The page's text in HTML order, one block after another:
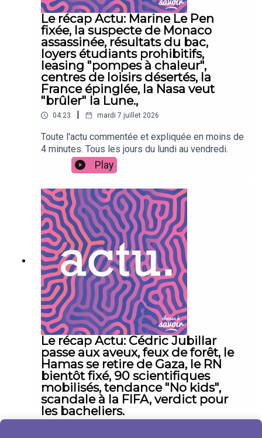
Le récap Actu: Marine Le Pen
fixée, la suspecte de Monaco
assassinée, résultats du bac,
loyers étudiants prohibitifs,
leasing "pompes à chaleur",
centres de loisirs désertés, la
France épinglée, la Nasa veut
"brûler" la Lune.,
04:23 mardi 7 juillet 2026
Toute l'actu commentée et expliquée en moins de
4 minutes. Tous les jours du lundi au vendredi.
Play
Le récap Actu: Cédric Jubillar
passe aux aveux, feux de forêt, le
Hamas se retire de Gaza, le RN
bientôt fixé, 90 scientifiques
mobilisés, tendance "No kids",
scandale à la FIFA, verdict pour
les bacheliers.